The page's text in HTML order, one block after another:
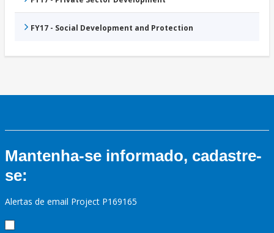
FY17 - Social Development and Protection
Mantenha-se informado, cadastre-
se:
Alertas de email Project P169165